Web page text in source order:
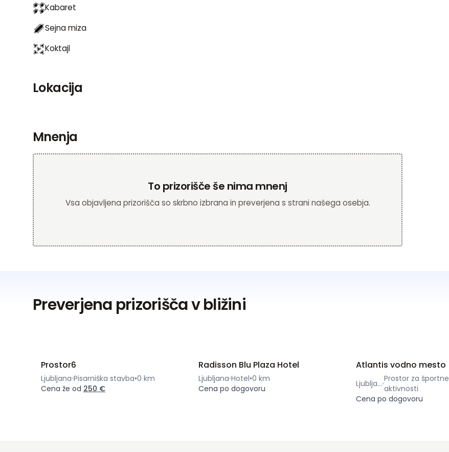
Kabaret
Sejna miza
Koktajl
Lokacija
Mnenja
To prizorišče še nima mnenj
Vsa objavljena prizorišča so skrbno izbrana in preverjena s strani našega osebja.
Preverjena prizorišča v bližini
Prostor6
Ljubljana Pisarniška stavba•0 km
Cena že od 250 €
Radisson Blu Plaza Hotel
Ljubljana Hotel•0 km
Cena po dogovoru
Atlantis vodno mesto
Ljubljana Prostor za športne
aktivnosti
Cena po dogovoru